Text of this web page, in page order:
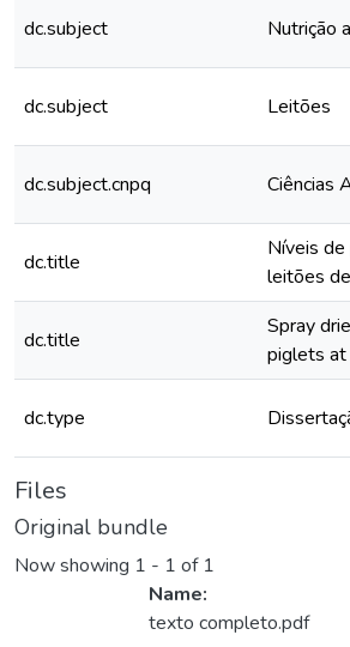
dc.subject Nutrição
dc.subject Leitões
dc.subject.cnpq Ciências
dc.title
Níveis
leitões
dc.title
Spray
piglets
dc.type
Files
Original bundle
Now showing 1 - 1 of 1
Name:
texto completo.pdf